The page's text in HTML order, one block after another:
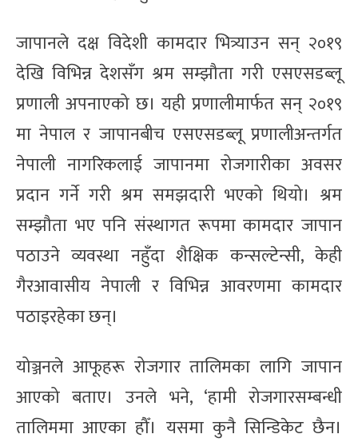
जापानले दक्ष विदेशी कामदार भित्र्याउन सन् २०१९
देखि विभिन्न देशसँग श्रम सम्झौता गरी एसएसडब्लू
प्रणाली अपनाएको छ। यही प्रणालीमार्फत सन् २०१९
मा नेपाल र जापानबीच एसएसडब्लू प्रणालीअन्तर्गत
नेपाली नागरिकलाई जापानमा रोजगारीका अवसर
प्रदान गर्ने गरी श्रम समझदारी भएको थियो। श्रम
सम्झौता भए पनि संस्थागत रूपमा कामदार जापान
पठाउने व्यवस्था नहुँदा शैक्षिक कन्सल्टेन्सी, केही
गैरआवासीय नेपाली र विभिन्न आवरणमा कामदार
पठाइरहेका छन्।
योञ्जनले आफूहरू रोजगार तालिमका लागि जापान
आएको बताए। उनले भने, ‘हामी रोजगारसम्बन्धी
तालिममा आएका हौँ। यसमा कुनै सिन्डिकेट छैन।